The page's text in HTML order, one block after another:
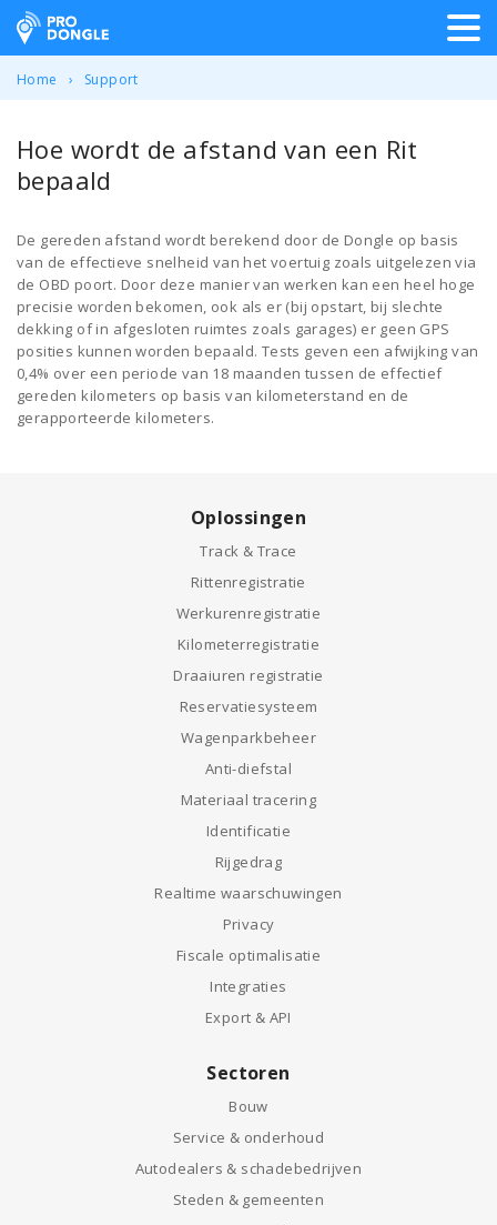
ProDongle Track & Trace
Home Support
Hoe wordt de afstand van een Rit
bepaald
De gereden afstand wordt berekend door de Dongle op basis
van de effectieve snelheid van het voertuig zoals uitgelezen via
de OBD poort. Door deze manier van werken kan een heel hoge
precisie worden bekomen, ook als er (bij opstart, bij slechte
dekking of in afgesloten ruimtes zoals garages) er geen GPS
posities kunnen worden bepaald. Tests geven een afwijking van
0,4% over een periode van 18 maanden tussen de effectief
gereden kilometers op basis van kilometerstand en de
gerapporteerde kilometers.
Oplossingen
Track & Trace
Rittenregistratie
Werkurenregistratie
Kilometerregistratie
Draaiuren registratie
Reservatiesysteem
Wagenparkbeheer
Anti-diefstal
Materiaal tracering
Identificatie
Rijgedrag
Realtime waarschuwingen
Privacy
Fiscale optimalisatie
Integraties
Export & API
Sectoren
Bouw
Service & onderhoud
Autodealers & schadebedrijven
Steden & gemeenten